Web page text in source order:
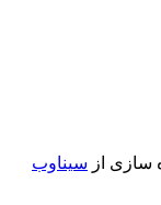
سازی از سیناوب